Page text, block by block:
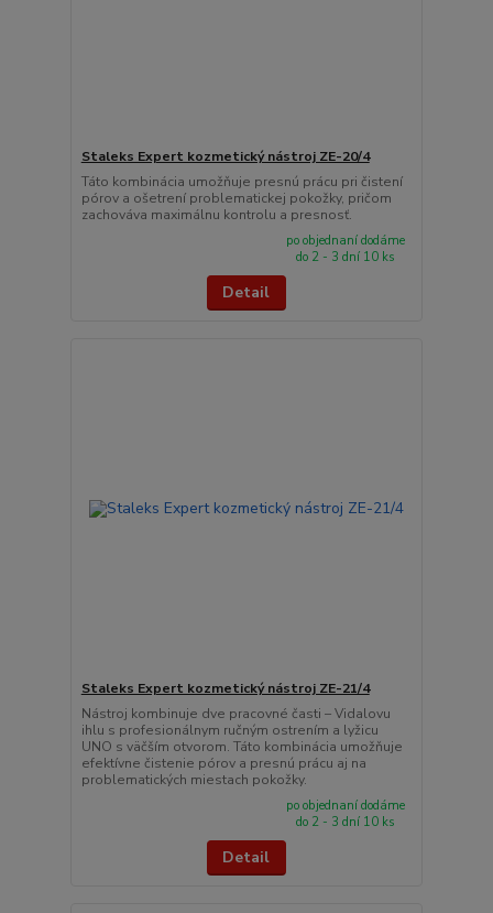
Staleks Expert kozmetický nástroj ZE-20/4
Táto kombinácia umožňuje presnú prácu pri čistení
pórov a ošetrení problematickej pokožky, pričom
zachováva maximálnu kontrolu a presnosť.
po objednaní dodáme
do 2 - 3 dní 10 ks
Detail
Staleks Expert kozmetický nástroj ZE-21/4
Nástroj kombinuje dve pracovné časti – Vidalovu
ihlu s profesionálnym ručným ostrením a lyžicu
UNO s väčším otvorom. Táto kombinácia umožňuje
efektívne čistenie pórov a presnú prácu aj na
problematických miestach pokožky.
po objednaní dodáme
do 2 - 3 dní 10 ks
Detail